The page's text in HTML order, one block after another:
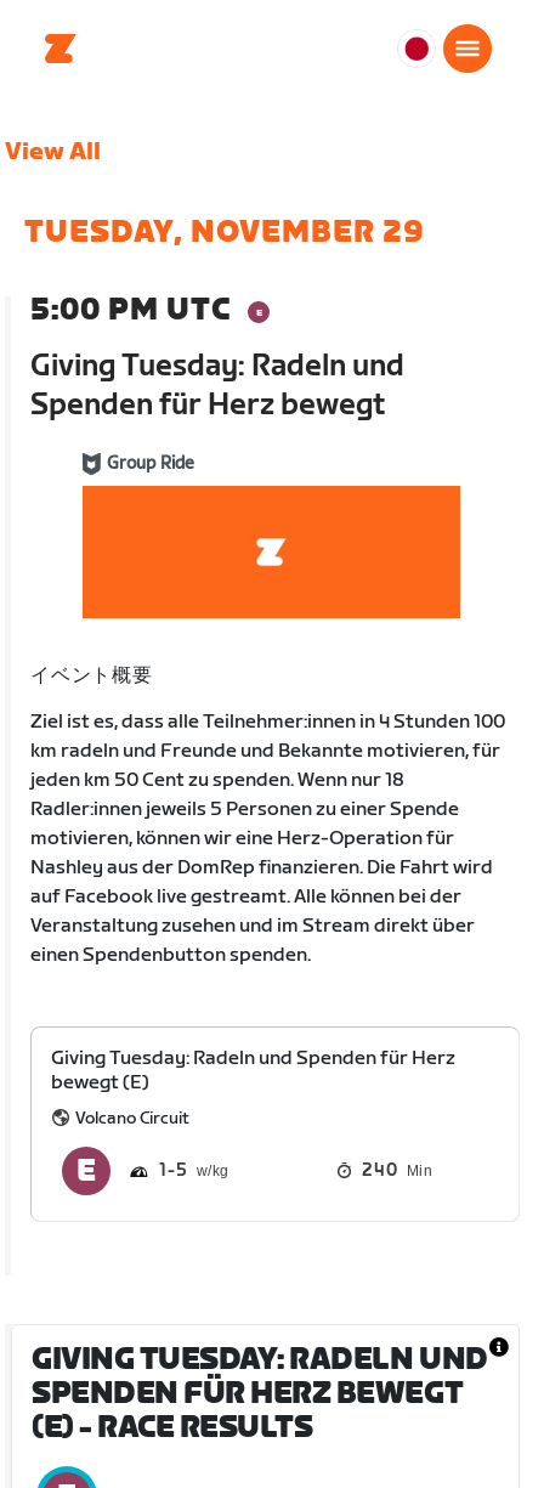
日
View All
TUESDAY, NOVEMBER 29
5:00 PM UTC
Giving Tuesday: Radeln und
Spenden für Herz bewegt
Group Ride
イベント概要
Ziel ist es, dass alle Teilnehmer:innen in 4 Stunden 100
km radeln und Freunde und Bekannte motivieren, für
jeden km 50 Cent zu spenden. Wenn nur 18
Radler:innen jeweils 5 Personen zu einer Spende
motivieren, können wir eine Herz-Operation für
Nashley aus der DomRep finanzieren. Die Fahrt wird
auf Facebook live gestreamt. Alle können bei der
Veranstaltung zusehen und im Stream direkt über
einen Spendenbutton spenden.
Giving Tuesday: Radeln und Spenden für Herz
bewegt (E)
Volcano Circuit
1 5 240 Min
GIVING TUESDAY: RADELN UND
SPENDEN FÜR HERZ BEWEGT
(E)- RACE RESULTS